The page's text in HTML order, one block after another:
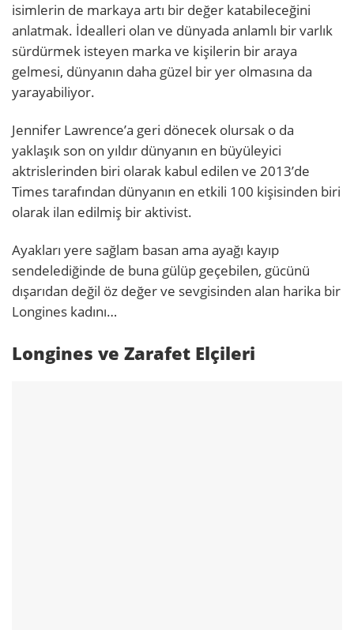
isimlerin de markaya artı bir değer katabileceğini
anlatmak. İdealleri olan ve dünyada anlamlı bir varlık
sürdürmek isteyen marka ve kişilerin bir araya
gelmesi, dünyanın daha güzel bir yer olmasına da
yarayabiliyor.
Jennifer Lawrence’a geri dönecek olursak o da
yaklaşık son on yıldır dünyanın en büyüleyici
aktrislerinden biri olarak kabul edilen ve 2013’de
Times tarafından dünyanın en etkili 100 kişisinden biri
olarak ilan edilmiş bir aktivist.
Ayakları yere sağlam basan ama ayağı kayıp
sendelediğinde de buna gülüp geçebilen, gücünü
dışarıdan değil öz değer ve sevgisinden alan harika bir
Longines kadını…
Longines ve Zarafet Elçileri